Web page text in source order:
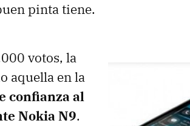
pinta tiene.
votos, la
aquella en la
confianza al
Nokia N9.